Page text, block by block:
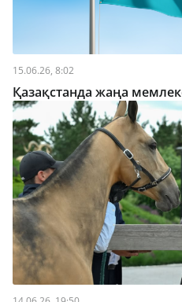
15.06.26, 8:02
Қазақстанда жаңа